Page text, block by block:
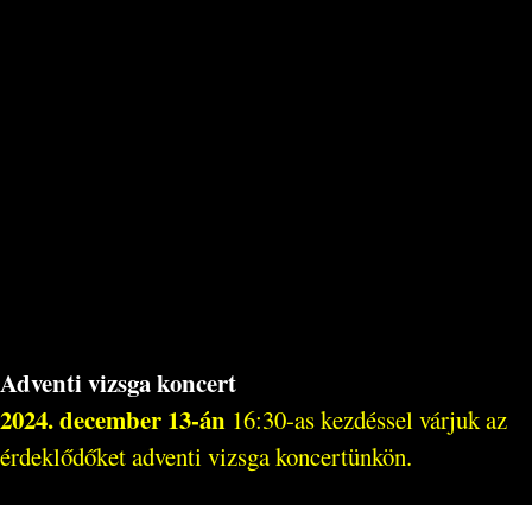
Adventi vizsga koncert
2024. december 13-án 16:30-as kezdéssel várjuk az
érdeklődőket adventi vizsga koncertünkön.